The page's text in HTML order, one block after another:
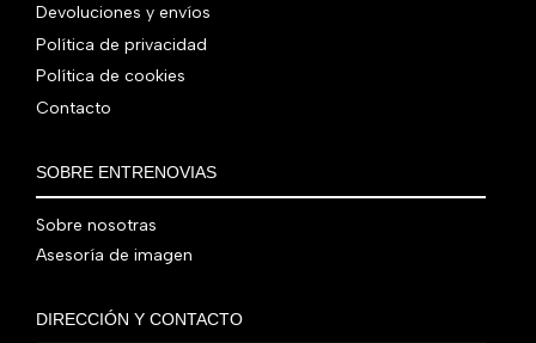
Devoluciones y envíos
Política de privacidad
Política de cookies
Contacto
SOBRE ENTRENOVIAS
Sobre nosotras
Asesoría de imagen
DIRECCIÓN Y CONTACTO